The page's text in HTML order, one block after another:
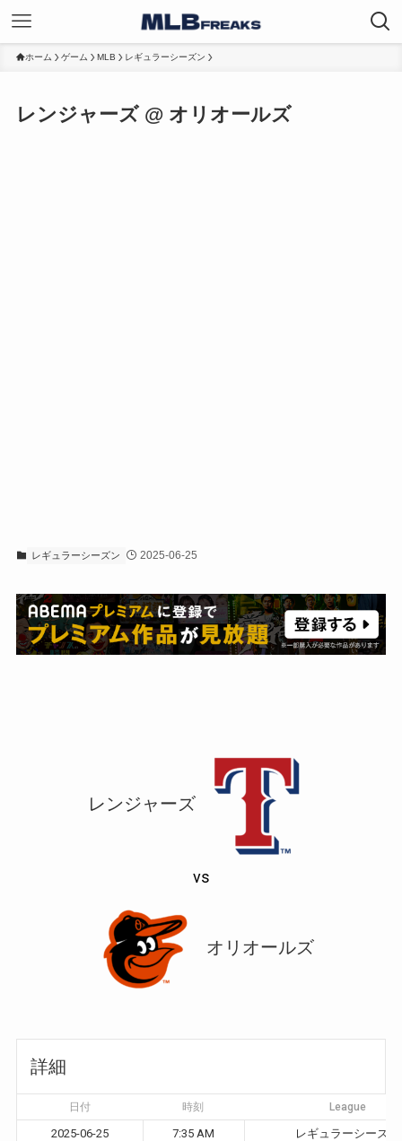
ホーム ゲーム MLB レギュラーシーズン
レンジャーズ @ オリオールズ
レギュラーシーズン 2025-06-25
レンジャーズ
vs
オリオールズ
詳細
日付 時刻 League
2025-06-25 7:35 AM レギュラーシーズン